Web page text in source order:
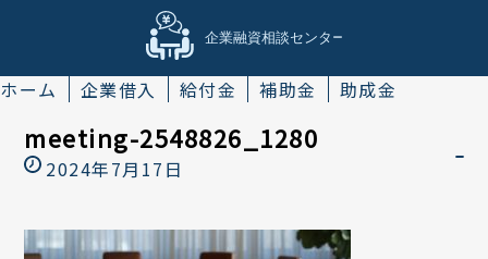
ホーム 企業借入 給付金 補助金 助成金
meeting-2548826_1280
2024年7月17日